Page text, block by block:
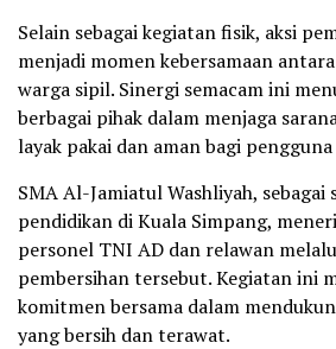
Selain sebagai kegiatan fisik, aksi
menjadi momen kebersamaan
warga sipil. Sinergi semacam ini
berbagai pihak dalam menjaga
layak pakai dan aman bagi pengguna
SMA Al-Jamiatul Washliyah, sebagai
pendidikan di Kuala Simpang,
personel TNI AD dan relawan
pembersihan tersebut. Kegiatan ini
komitmen bersama dalam
yang bersih dan terawat.